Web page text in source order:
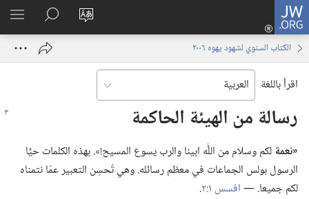
JW.ORG
تغيير
الموقع
تسجيل
الدخول
نافذة
البحث
في
JW.‎ORG
الكتاب السنوي لشهود يهوه ٢٠٠٦
اقرأ باللغة
رسالة من الهيئة الحاكمة
‏«نعمةلكم وسلام من اللّٰه ابينا والرب يسوع المسيح!‏».‏ بهذه الكلمات حيَّا
الرسول بولس الجماعات في معظم رسائله.‏ وهي تُحسِن التعبير عمّا نتمناه
لكم جميعا.‏ —‏افسس ١:‏٢
‏.‏